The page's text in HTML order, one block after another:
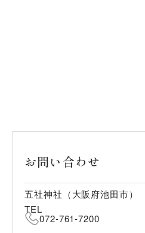
お問い合わせ
五社神社（大阪府池田市）
TEL
072-761-7200